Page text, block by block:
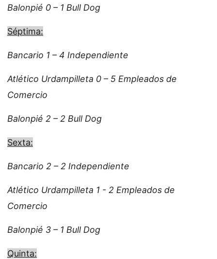
Balonpié 0 – 1 Bull Dog
Séptima:
Bancario 1 – 4 Independiente
Atlético Urdampilleta 0 – 5 Empleados de
Comercio
Balonpié 2 – 2 Bull Dog
Sexta:
Bancario 2 – 2 Independiente
Atlético Urdampilleta 1 - 2 Empleados de
Comercio
Balonpié 3 – 1 Bull Dog
Quinta: